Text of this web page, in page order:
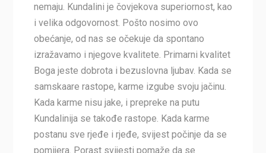
nemaju. Kundalini je čovjekova superiornost, kao
i velika odgovornost. Pošto nosimo ovo
obećanje, od nas se očekuje da spontano
izražavamo i njegove kvalitete. Primarni kvalitet
Boga jeste dobrota i bezuslovna ljubav. Kada se
samskaare rastope, karme izgube svoju jačinu.
Kada karme nisu jake, i prepreke na putu
Kundalinija se takođe rastope. Kada karme
postanu sve rjeđe i rjeđe, svijest počinje da se
pomijera. Porast svijesti pomaže da se